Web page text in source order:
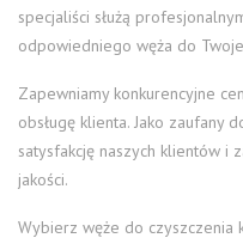
specjaliści służą
odpowiedniego węża do
Zapewniamy konkurencyjne
obsługę klienta. Jako zaufany
satysfakcję naszych klientów i
jakości.
Wybierz węże do czyszczenia